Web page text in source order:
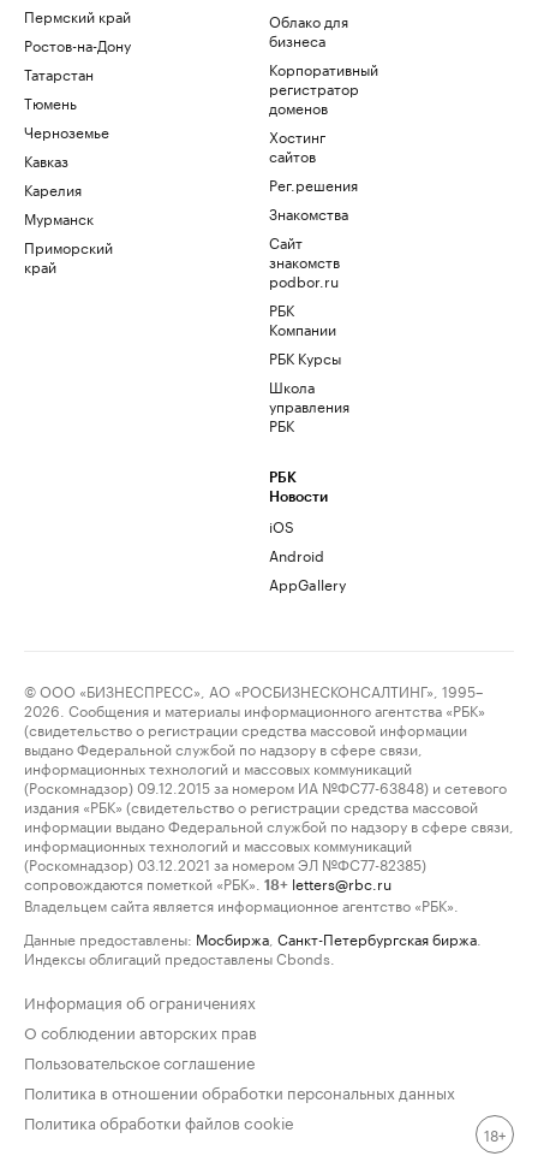
Пермский край
Ростов-на-Дону
Татарстан
Тюмень
Черноземье
Кавказ
Карелия
Мурманск
Приморский
край
Облако для
бизнеса
Корпоративный
регистратор
доменов
Хостинг
сайтов
Рег.решения
Знакомства
Сайт
знакомств
podbor.ru
РБК
Компании
РБК Курсы
Школа
управления
РБК
РБК
Новости
iOS
Android
AppGallery
© ООО «БИЗНЕСПРЕСС», АО «РОСБИЗНЕСКОНСАЛТИНГ», 1995–
2026. Сообщения и материалы информационного агентства «РБК»
(свидетельство о регистрации средства массовой информации
выдано Федеральной службой по надзору в сфере связи,
информационных технологий и массовых коммуникаций
(Роскомнадзор) 09.12.2015 за номером ИА №ФС77-63848) и сетевого
издания «РБК» (свидетельство о регистрации средства массовой
информации выдано Федеральной службой по надзору в сфере связи,
информационных технологий и массовых коммуникаций
(Роскомнадзор) 03.12.2021 за номером ЭЛ №ФС77-82385)
сопровождаются пометкой «РБК».
18+ letters@rbc.ru
Владельцем сайта является информационное агентство «РБК».
Данные предоставлены: Мосбиржа Санкт-Петербургская биржа
Индексы облигаций предоставлены Cbonds.
Информация об ограничениях
О соблюдении авторских прав
Пользовательское соглашение
Политика в отношении обработки персональных данных
Политика обработки файлов cookie
18+